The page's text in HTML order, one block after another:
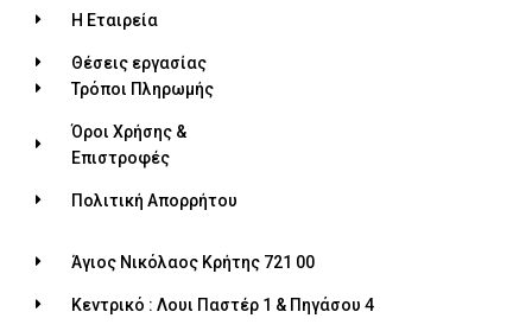
Η Εταιρεία
Θέσεις εργασίας
Τρόποι Πληρωμής
Όροι Χρήσης &
Επιστροφές
Πολιτική Απορρήτου
Άγιος Νικόλαος Κρήτης 721 00
Κεντρικό : Λουι Παστέρ 1 & Πηγάσου 4